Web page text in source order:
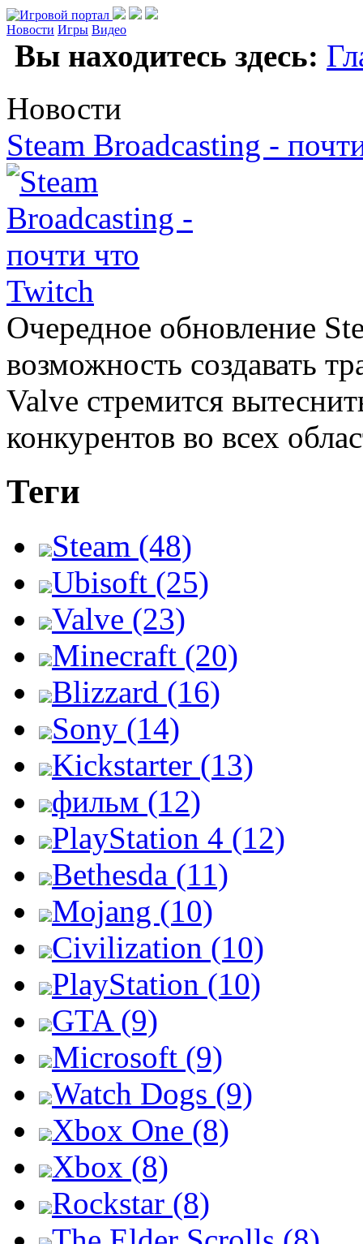
Новости Игры Видео
Вы находитесь здесь:
Новости
Steam Broadcasting -
Очередное обновление
возможность создавать
Valve стремится
конкурентов во всех
Теги
Steam (48)
Ubisoft (25)
Valve (23)
Minecraft (20)
Blizzard (16)
Sony (14)
Kickstarter (13)
фильм (12)
PlayStation 4 (12)
Bethesda (11)
Mojang (10)
Civilization (10)
PlayStation (10)
GTA (9)
Microsoft (9)
Watch Dogs (9)
Xbox One (8)
Xbox (8)
Rockstar (8)